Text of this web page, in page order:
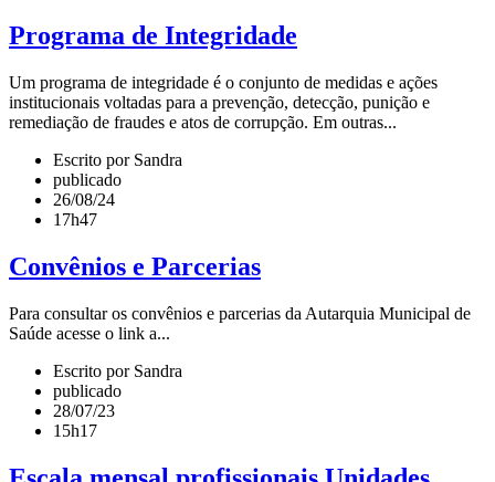
Programa de Integridade
Um programa de integridade é o conjunto de medidas e ações
institucionais voltadas para a prevenção, detecção, punição e
remediação de fraudes e atos de corrupção. Em outras...
Escrito por Sandra
publicado
26/08/24
17h47
Convênios e Parcerias
Para consultar os convênios e parcerias da Autarquia Municipal de
Saúde acesse o link a...
Escrito por Sandra
publicado
28/07/23
15h17